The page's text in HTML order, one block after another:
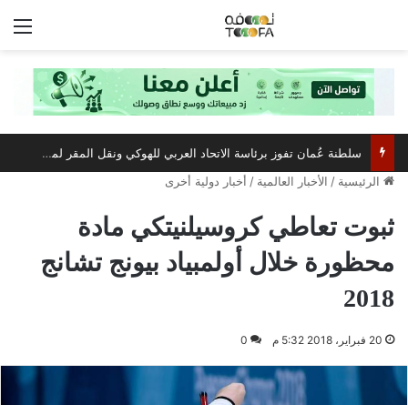
سلطنة عُمان تفوز برئاسة الاتحاد العربي للهوكي ونقل المقر لمسقط
الرئيسية / الأخبار العالمية / أخبار دولية أخرى
ثبوت تعاطي كروسيلنيتكي مادة
محظورة خلال أولمبياد بيونج تشانج
2018
20 فبراير، 2018 5:32 م 0